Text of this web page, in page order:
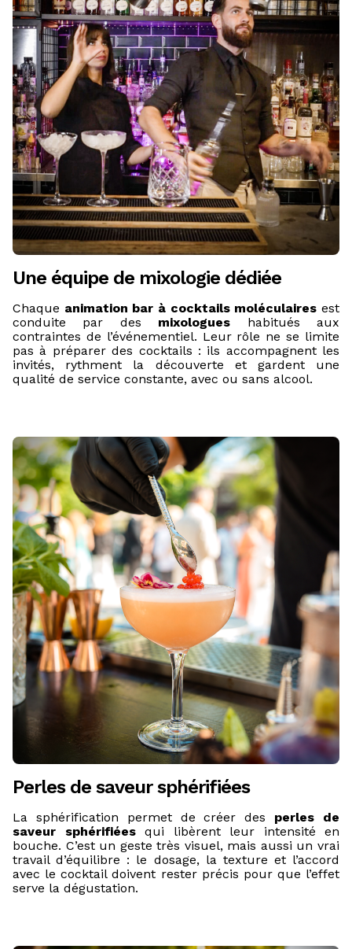
Une équipe de mixologie dédiée
Chaque animation bar à cocktails moléculaires est
conduite par des mixologues habitués aux
contraintes de l’événementiel. Leur rôle ne se limite
pas à préparer des cocktails : ils accompagnent les
invités, rythment la découverte et gardent une
qualité de service constante, avec ou sans alcool.
Perles de saveur sphérifiées
La sphérification permet de créer des perles de
saveur sphérifiéesqui libèrent leur intensité en
bouche. C’est un geste très visuel, mais aussi un vrai
travail d’équilibre : le dosage, la texture et l’accord
avec le cocktail doivent rester précis pour que l’effet
serve la dégustation.